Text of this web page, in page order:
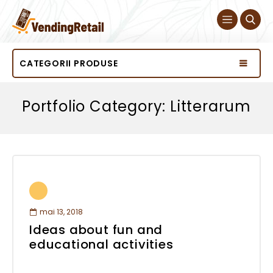
CATEGORII PRODUSE
Portfolio Category: Litterarum
mai 13, 2018
Ideas about fun and
educational activities